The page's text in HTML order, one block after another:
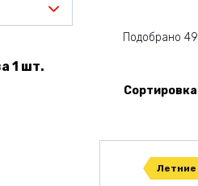
1 шт.
Подобрано
Летние